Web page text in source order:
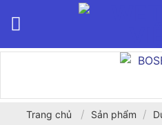
Trang chủ / Sản phẩm /